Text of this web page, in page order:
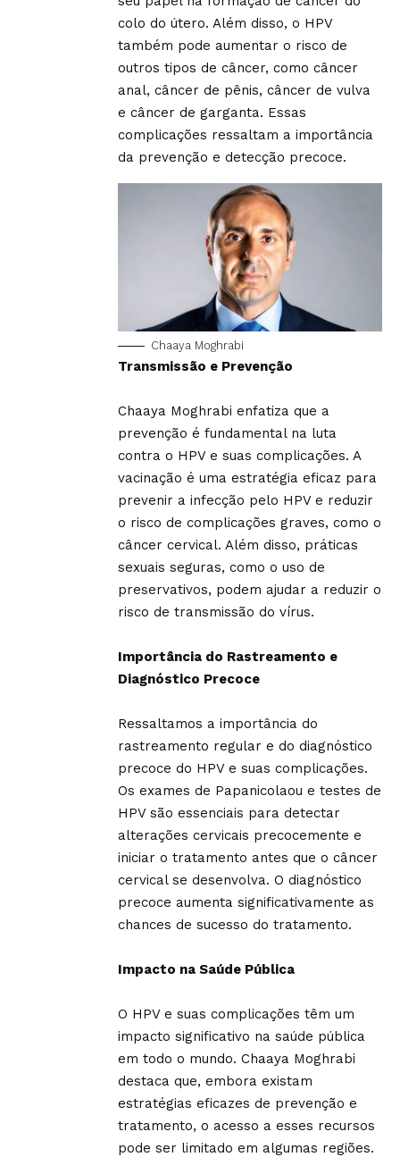
colo do útero. Além disso, o HPV
também pode aumentar o risco de
outros tipos de câncer, como câncer
anal, câncer de pênis, câncer de vulva
e câncer de garganta. Essas
complicações ressaltam a importância
da prevenção e detecção precoce.
Chaaya Moghrabi
Transmissão e Prevenção
Chaaya Moghrabi enfatiza que a
prevenção é fundamental na luta
contra o HPV e suas complicações. A
vacinação é uma estratégia eficaz para
prevenir a infecção pelo HPV e reduzir
o risco de complicações graves, como o
câncer cervical. Além disso, práticas
sexuais seguras, como o uso de
preservativos, podem ajudar a reduzir o
risco de transmissão do vírus.
Importância do Rastreamento e
Diagnóstico Precoce
Ressaltamos a importância do
rastreamento regular e do diagnóstico
precoce do HPV e suas complicações.
Os exames de Papanicolaou e testes de
HPV são essenciais para detectar
alterações cervicais precocemente e
iniciar o tratamento antes que o câncer
cervical se desenvolva. O diagnóstico
precoce aumenta significativamente as
chances de sucesso do tratamento.
Impacto na Saúde Pública
O HPV e suas complicações têm um
impacto significativo na saúde pública
em todo o mundo. Chaaya Moghrabi
destaca que, embora existam
estratégias eficazes de prevenção e
tratamento, o acesso a esses recursos
pode ser limitado em algumas regiões.